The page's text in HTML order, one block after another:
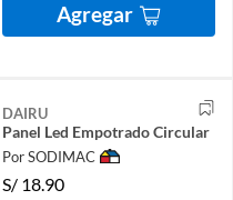
Agregar
DAIRU
Panel Led Empotrado Circular
Por SODIMAC
S/ 18.90